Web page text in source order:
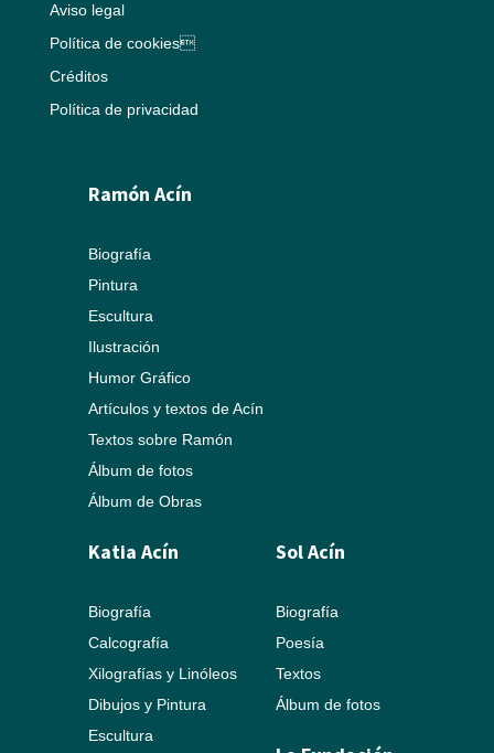
Aviso legal
Política de cookies
Créditos
Política de privacidad
Ramón Acín
Biografía
Pintura
Escultura
Ilustración
Humor Gráfico
Artículos y textos de Acín
Textos sobre Ramón
Álbum de fotos
Álbum de Obras
Katia Acín
Biografía
Calcografía
Xilografías y Linóleos
Dibujos y Pintura
Escultura
Sol Acín
Biografía
Poesía
Textos
Álbum de fotos